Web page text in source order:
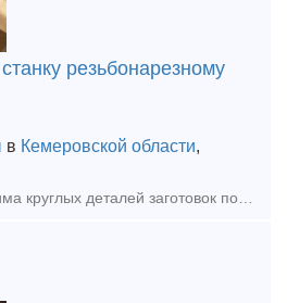
резьбонарезному
в Кемеровской области,
Используются для зажима круглых деталей заготовок под изготовление резьбы.